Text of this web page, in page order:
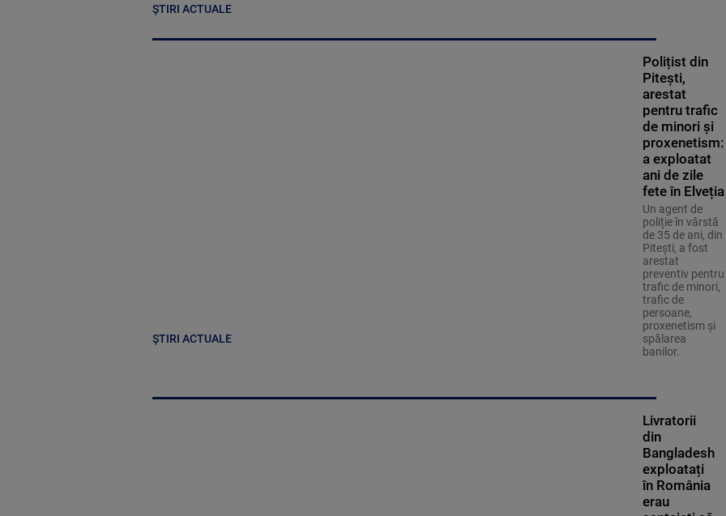
ȘTIRI ACTUALE
ȘTIRI ACTUALE
Polițist din
Pitești,
arestat
pentru trafic
de minori și
proxenetism:
a exploatat
ani de zile
fete în Elveția
Un agent de
poliție în vârstă
de 35 de ani, din
Pitești, a fost
arestat
preventiv pentru
trafic de minori,
trafic de
persoane,
proxenetism și
spălarea
banilor.
Livratorii
din
Bangladesh
exploatați
în România
erau